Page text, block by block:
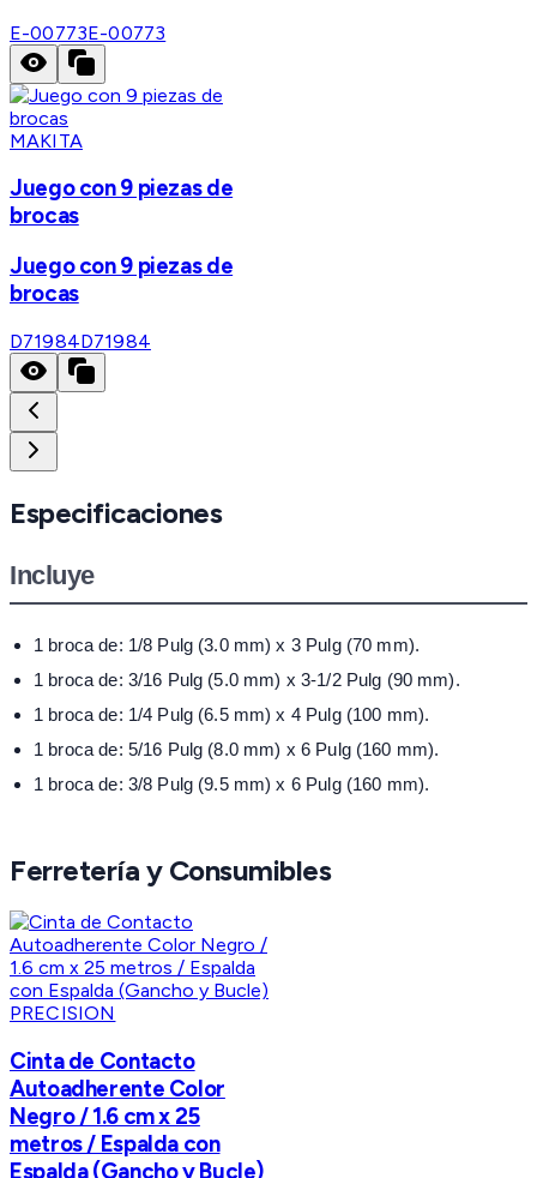
E-00773E-00773
MAKITA
Juego con 9 piezas de
brocas
Juego con 9 piezas de
brocas
D71984D71984
Especificaciones
Incluye
1 broca de: 1/8 Pulg (3.0 mm) x 3 Pulg (70 mm).
1 broca de: 3/16 Pulg (5.0 mm) x 3-1/2 Pulg (90 mm).
1 broca de: 1/4 Pulg (6.5 mm) x 4 Pulg (100 mm).
1 broca de: 5/16 Pulg (8.0 mm) x 6 Pulg (160 mm).
1 broca de: 3/8 Pulg (9.5 mm) x 6 Pulg (160 mm).
Ferretería y Consumibles
PRECISION
Cinta de Contacto
Autoadherente Color
Negro / 1.6 cm x 25
metros / Espalda con
Espalda (Gancho y Bucle)